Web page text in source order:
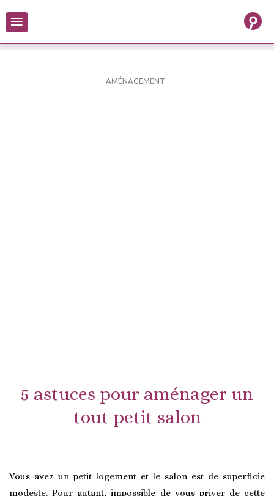
≡
AMÉNAGEMENT
5 astuces pour aménager un
tout petit salon
Vous avez un petit logement et le salon est de superficie
modeste. Pour autant, impossible de vous priver de cette